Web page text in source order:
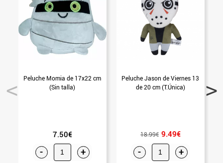
Peluche Momia de 17x22 cm
(Sin talla)
7.50€
- +
Peluche Jason de Viernes 13
de 20 cm (T.Única)
18.99€ 9.49€
- +